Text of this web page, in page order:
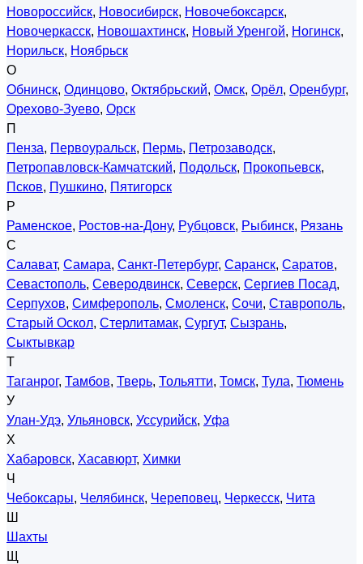
Новороссийск, Новосибирск, Новочебоксарск,
Новочеркасск, Новошахтинск, Новый Уренгой, Ногинск,
Норильск, Ноябрьск
О
Обнинск, Одинцово, Октябрьский, Омск, Орёл, Оренбург,
Орехово-Зуево, Орск
П
Пенза, Первоуральск, Пермь, Петрозаводск,
Петропавловск-Камчатский, Подольск, Прокопьевск,
Псков, Пушкино, Пятигорск
Р
Раменское, Ростов-на-Дону, Рубцовск, Рыбинск, Рязань
С
Салават, Самара, Санкт-Петербург, Саранск, Саратов,
Севастополь, Северодвинск, Северск, Сергиев Посад,
Серпухов, Симферополь, Смоленск, Сочи, Ставрополь,
Старый Оскол, Стерлитамак, Сургут, Сызрань,
Сыктывкар
Т
Таганрог, Тамбов, Тверь, Тольятти, Томск, Тула, Тюмень
У
Улан-Удэ, Ульяновск, Уссурийск, Уфа
Х
Хабаровск, Хасавюрт, Химки
Ч
Чебоксары, Челябинск, Череповец, Черкесск, Чита
Ш
Шахты
Щ